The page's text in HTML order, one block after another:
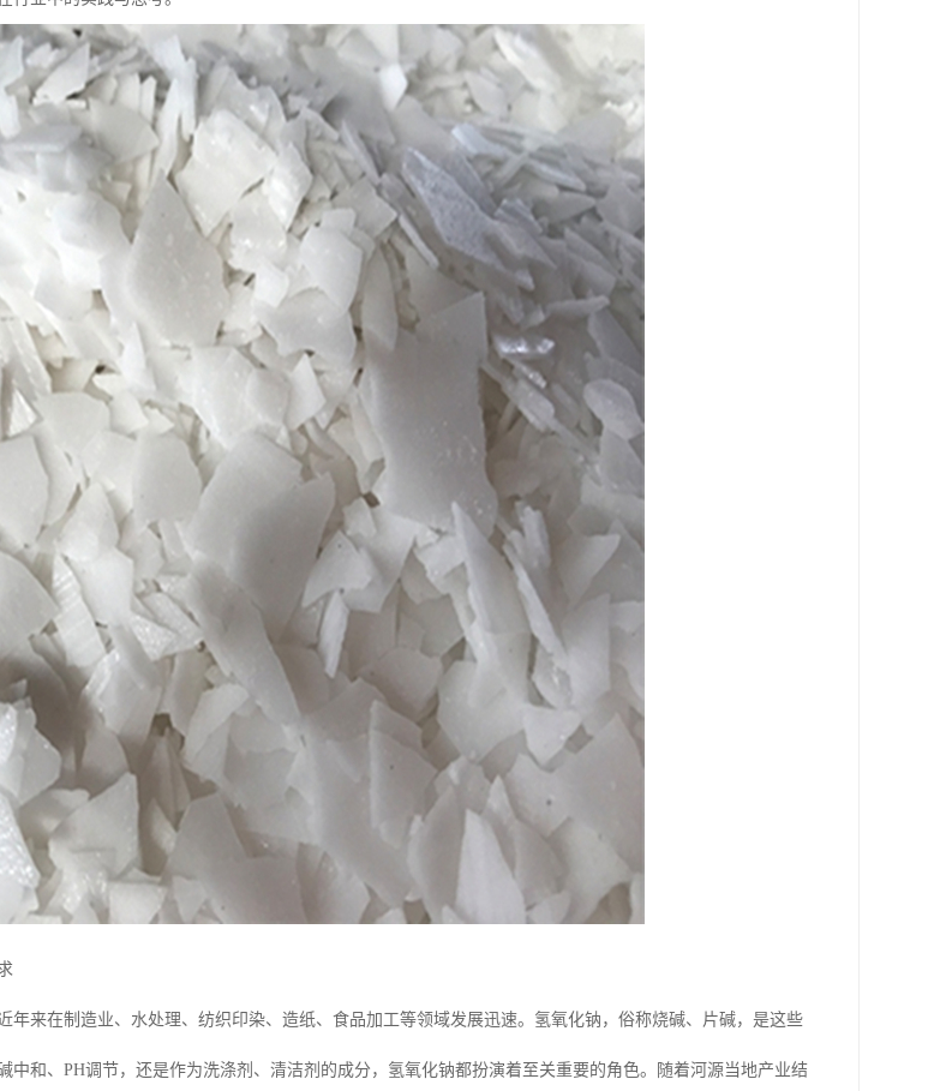
年来在制造业、水处理、纺织印染、造纸、食品加工等领域发展迅速。氢氧化钠，俗称烧碱、片碱，是这些
中和、PH调节，还是作为洗涤剂、清洁剂的成分，氢氧化钠都扮演着至关重要的角色。随着河源当地产业结